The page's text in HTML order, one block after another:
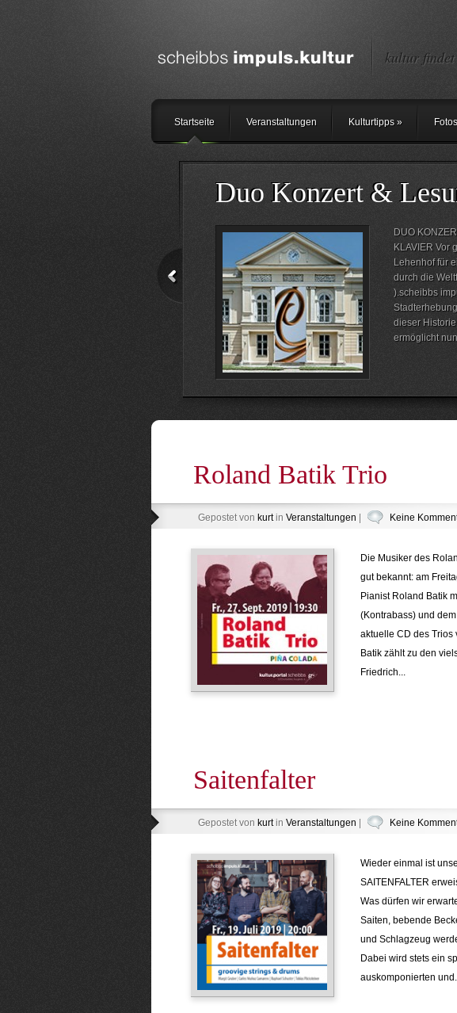
kultur
Startseite Veranstaltungen Kulturtipps» Fotos
Duo Konzert &
DUO
KLAVIER Vor
Lehenhof für
durch die
).scheibbs
dieser
ermöglicht
Roland Batik Trio
Gepostet von kurtin Veranstaltungen Keine
Die Musiker des
gut bekannt: am
Pianist Roland Batik
(Kontrabass) und
aktuelle CD des Trios
Batik zählt zu den
Friedrich...
Saitenfalter
Gepostet von kurtin Veranstaltungen Keine
Wieder einmal ist
SAITENFALTER
Was dürfen wir
Saiten, bebende
und Schlagzeug
Dabei wird stets ein
auskomponierten